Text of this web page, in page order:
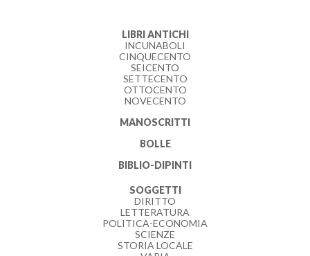
LIBRI ANTICHI
INCUNABOLI
CINQUECENTO
SEICENTO
SETTECENTO
OTTOCENTO
NOVECENTO
MANOSCRITTI
BOLLE
BIBLIO-DIPINTI
SOGGETTI
DIRITTO
LETTERATURA
POLITICA-ECONOMIA
SCIENZE
STORIA LOCALE